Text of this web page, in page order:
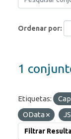
Ordenar por
1
Etiquetas:
OData
Filtrar